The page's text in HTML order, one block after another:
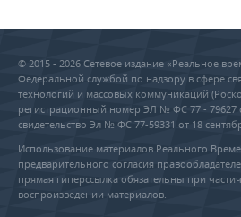
© 2015 - 2026 Сетевое издание «Реальное
Федеральной службой по надзору в сфере
технологий и массовых коммуникаций
регистрационный номер ЭЛ № ФС 77 - 79627
свидетельство Эл № ФС 77-59331 от 18
Использование материалов Реального
предварительного согласия
прямая гиперссылка обязательны при
воспроизведении материалов.